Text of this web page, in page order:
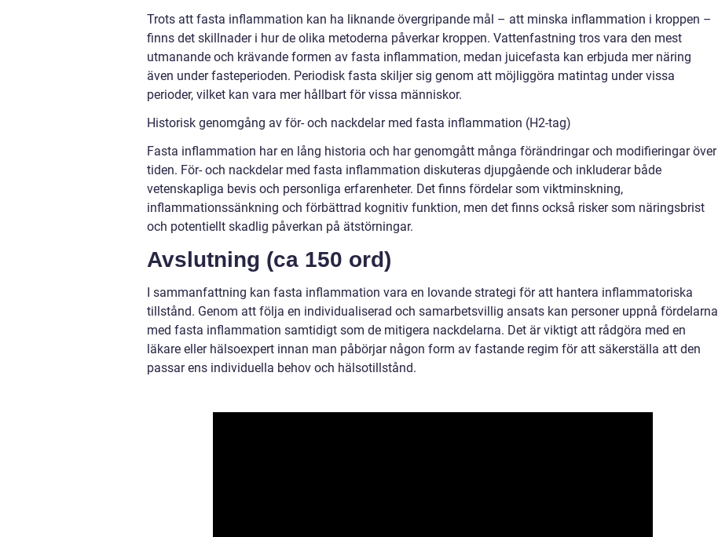
Trots att fasta inflammation kan ha liknande övergripande mål – att minska inflammation i kroppen –
finns det skillnader i hur de olika metoderna påverkar kroppen. Vattenfastning tros vara den mest
utmanande och krävande formen av fasta inflammation, medan juicefasta kan erbjuda mer näring
även under fasteperioden. Periodisk fasta skiljer sig genom att möjliggöra matintag under vissa
perioder, vilket kan vara mer hållbart för vissa människor.
Historisk genomgång av för- och nackdelar med fasta inflammation (H2-tag)
Fasta inflammation har en lång historia och har genomgått många förändringar och modifieringar över
tiden. För- och nackdelar med fasta inflammation diskuteras djupgående och inkluderar både
vetenskapliga bevis och personliga erfarenheter. Det finns fördelar som viktminskning,
inflammationssänkning och förbättrad kognitiv funktion, men det finns också risker som näringsbrist
och potentiellt skadlig påverkan på ätstörningar.
Avslutning (ca 150 ord)
I sammanfattning kan fasta inflammation vara en lovande strategi för att hantera inflammatoriska
tillstånd. Genom att följa en individualiserad och samarbetsvillig ansats kan personer uppnå fördelarna
med fasta inflammation samtidigt som de mitigera nackdelarna. Det är viktigt att rådgöra med en
läkare eller hälsoexpert innan man påbörjar någon form av fastande regim för att säkerställa att den
passar ens individuella behov och hälsotillstånd.